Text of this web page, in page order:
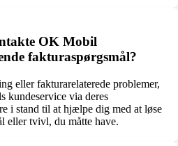
OK Mobil
fakturaspørgsmål?
eller fakturarelaterede problemer,
kundeservice via deres
i stand til at hjælpe dig med at løse
eller tvivl, du måtte have.